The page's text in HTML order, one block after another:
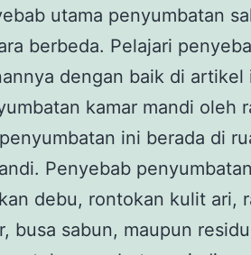
utama penyumbatan
berbeda. Pelajari
dengan baik di artikel
kamar mandi oleh
ini berada di
Penyebab
debu, rontokan kulit ari,
busa sabun, maupun